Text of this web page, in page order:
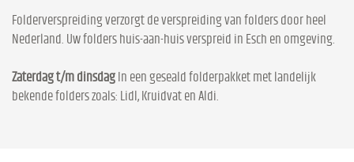
Folderverspreiding verzorgt de verspreiding van folders door heel
Nederland. Uw folders huis-aan-huis verspreid in Esch en omgeving.
Zaterdag t/m dinsdag In een geseald folderpakket met landelijk
bekende folders zoals: Lidl, Kruidvat en Aldi.